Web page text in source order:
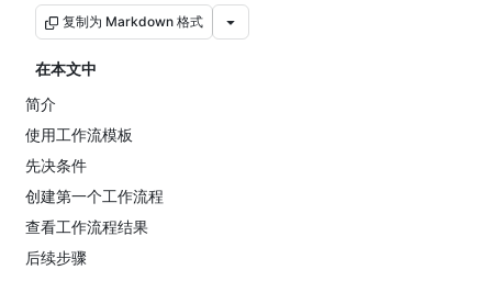
复制为 Markdown 格式
在本文中
简介
使用工作流模板
先决条件
创建第一个工作流程
查看工作流程结果
后续步骤